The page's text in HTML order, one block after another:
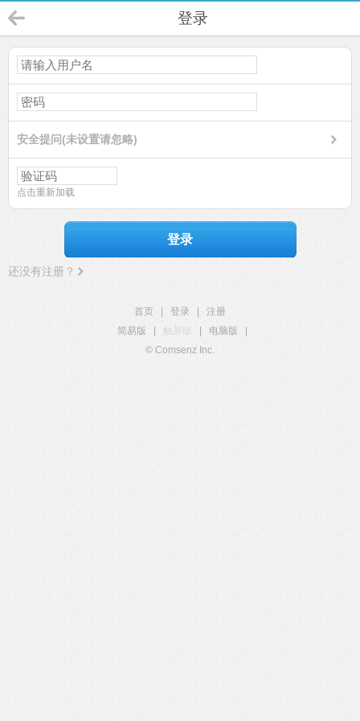
登录
安全提问(未设置请忽略)
点击重新加载
登录
还没有注册？
首页 登录
注册
简易版
触屏版 电脑版
© Comsenz Inc.